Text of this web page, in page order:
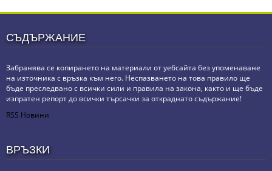
СЪДЪРЖАНИЕ
Забранява се копирането на материали от уебсайта без упоменаване
на източника с връзка към него. Неспазването на това правило ще
бъде преследвано с всички сили и правила на закона, както и ще бъде
изпратен репорт до всички търсачки за откраднато съдържание!
RSS Новини
ВРЪЗКИ